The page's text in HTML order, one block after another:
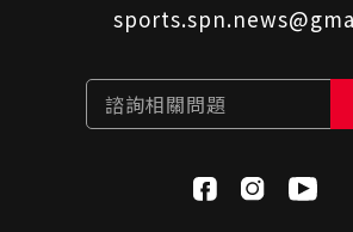
諮詢相關問題